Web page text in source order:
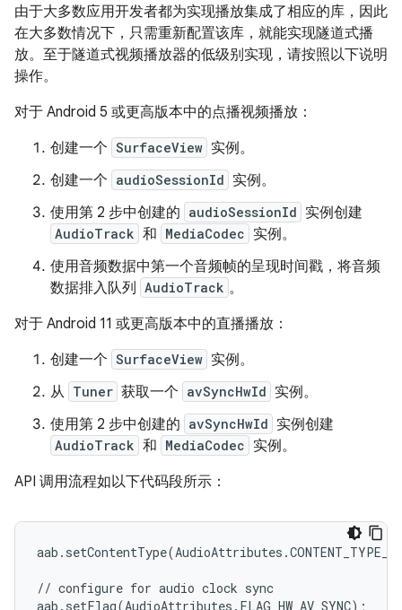
由于大多数应用开发者都为实现播放集成了相应的库，因此
在大多数情况下，只需重新配置该库，就能实现隧道式播
放。至于隧道式视频播放器的低级别实现，请按照以下说明
操作。
对于 Android 5 或更高版本中的点播视频播放：
创建一个 SurfaceView 实例。
创建一个 audioSessionId 实例。
使用第 2 步中创建的 audioSessionId 实例创建
AudioTrack 和 MediaCodec 实例。
使用音频数据中第一个音频帧的呈现时间戳，将音频
数据排入队列 AudioTrack 。
对于 Android 11 或更高版本中的直播播放：
创建一个 SurfaceView 实例。
从 Tuner 获取一个 avSyncHwId 实例。
使用第 2 步中创建的 avSyncHwId 实例创建
AudioTrack 和 MediaCodec 实例。
API 调用流程如以下代码段所示：
// configure for audio clock sync
aab.setFlag(AudioAttributes.FLAG_HW_AV_SYNC);